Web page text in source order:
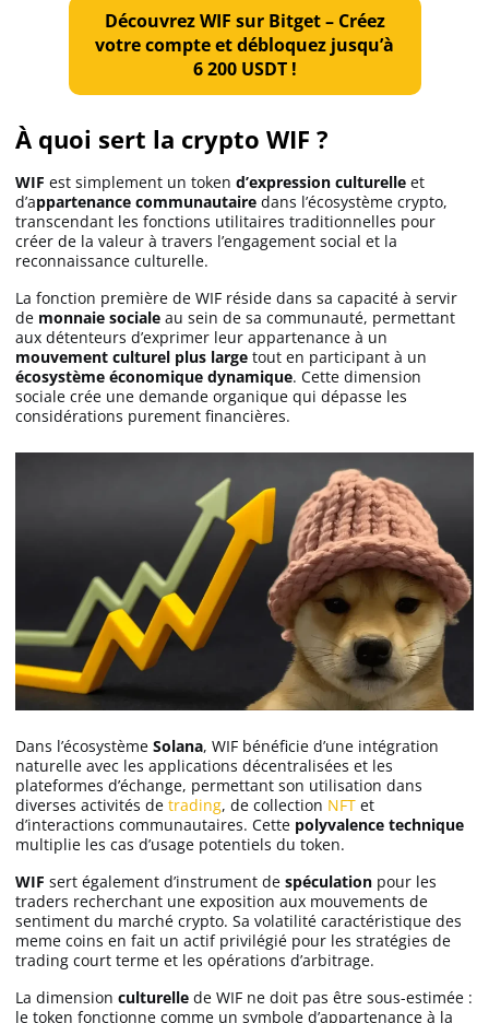
Découvrez WIF sur Bitget – Créez
votre compte et débloquez jusqu’à
6 200 USDT !
À quoi sert la crypto WIF ?
WIF est simplement un token d’expression culturelle et
d’appartenance communautaire dans l’écosystème crypto,
transcendant les fonctions utilitaires traditionnelles pour
créer de la valeur à travers l’engagement social et la
reconnaissance culturelle.
La fonction première de WIF réside dans sa capacité à servir
de monnaie sociale au sein de sa communauté, permettant
aux détenteurs d’exprimer leur appartenance à un
mouvement culturel plus large tout en participant à un
écosystème économique dynamique. Cette dimension
sociale crée une demande organique qui dépasse les
considérations purement financières.
Dans l’écosystème Solana, WIF bénéficie d’une intégration
naturelle avec les applications décentralisées et les
plateformes d’échange, permettant son utilisation dans
diverses activités de trading, de collection NFT et
d’interactions communautaires. Cette polyvalence technique
multiplie les cas d’usage potentiels du token.
WIF sert également d’instrument de spéculation pour les
traders recherchant une exposition aux mouvements de
sentiment du marché crypto. Sa volatilité caractéristique des
meme coins en fait un actif privilégié pour les stratégies de
trading court terme et les opérations d’arbitrage.
La dimension culturelle de WIF ne doit pas être sous-estimée :
le token fonctionne comme un symbole d’appartenance à la